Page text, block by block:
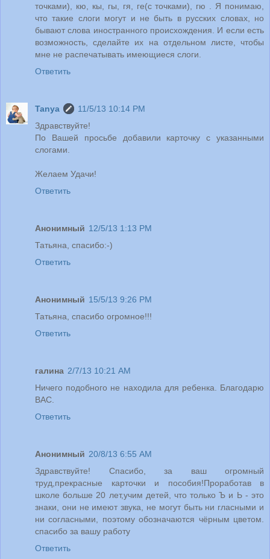
точками), кю, кы, гы, гя, ге(с точками), гю . Я понимаю,
что такие слоги могут и не быть в русских словах, но
бывают слова иностранного происхождения. И если есть
возможность, сделайте их на отдельном листе, чтобы
мне не распечатывать имеющиеся слоги.
Ответить
Tanya
11/5/13 10:14 PM
Здравствуйте!
По Вашей просьбе добавили карточку с указанными
слогами.
Желаем Удачи!
Ответить
Анонимный 12/5/13 1:13 PM
Татьяна, спасибо:-)
Ответить
Анонимный 15/5/13 9:26 PM
Татьяна, спасибо огромное!!!
Ответить
галина 2/7/13 10:21 AM
Ничего подобного не находила для ребенка. Благодарю
ВАС.
Ответить
Анонимный 20/8/13 6:55 AM
Здравствуйте! Спасибо, за ваш огромный
труд,прекрасные карточки и пособия!Проработав в
школе больше 20 лет,учим детей, что только Ъ и Ь - это
знаки, они не имеют звука, не могут быть ни гласными и
ни согласными, поэтому обозначаются чёрным цветом.
спасибо за вашу работу
Ответить